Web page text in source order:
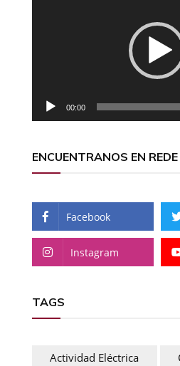
00:00
ENCUENTRANOS EN
Facebook
Instagram
TAGS
Actividad Eléctrica